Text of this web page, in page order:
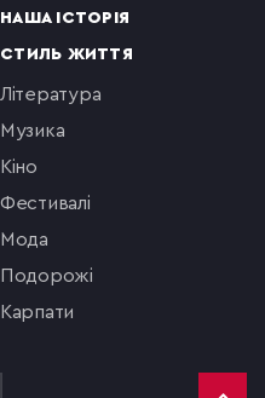
НАША ІСТОРІЯ
СТИЛЬ ЖИТТЯ
література
музика
кіно
фестивалі
мода
подорожі
Карпати